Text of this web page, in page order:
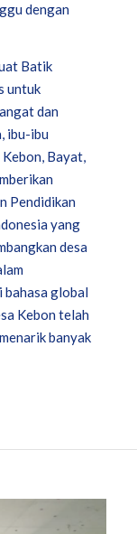
dengan
Batik
untuk
dan
ibu-ibu
Bayat,
Pendidikan
yang
desa
bahasa global
Kebon telah
banyak